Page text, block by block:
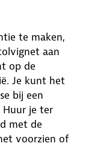
te maken,
aan
op de
Je kunt het
bij een
je ter
met de
voorzien of